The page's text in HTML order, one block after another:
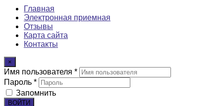
Главная
Электронная приемная
Отзывы
Карта сайта
Контакты
×
Имя пользователя *
Пароль *
Запомнить
ВОЙТИ